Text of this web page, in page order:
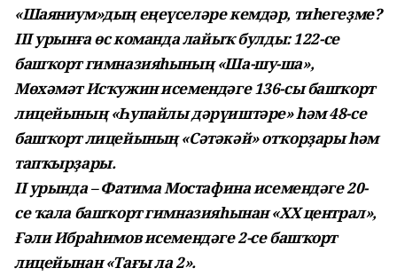
«Шаяниум»дың еңеүселәре кемдәр, тиһегеҙме?
III урынға өс команда лайыҡ булды: 122-се
башҡорт гимназияһының «Ша-шу-ша»,
Мөхәмәт Исҡужин исемендәге 136-сы башҡорт
лицейының «Һупайлы дәрүиштәре» һәм 48-се
башҡорт лицейының «Сәтәкәй» отҡорҙары һәм
тапҡыр­ҙары.
II урында – Фатима Мостафина исемендәге 20-
се ҡала баш­ҡорт гимназияһынан «XX централ»,
Ғәли Ибраһимов исемендәге 2-се башҡорт
лицейынан «Тағы ла 2».